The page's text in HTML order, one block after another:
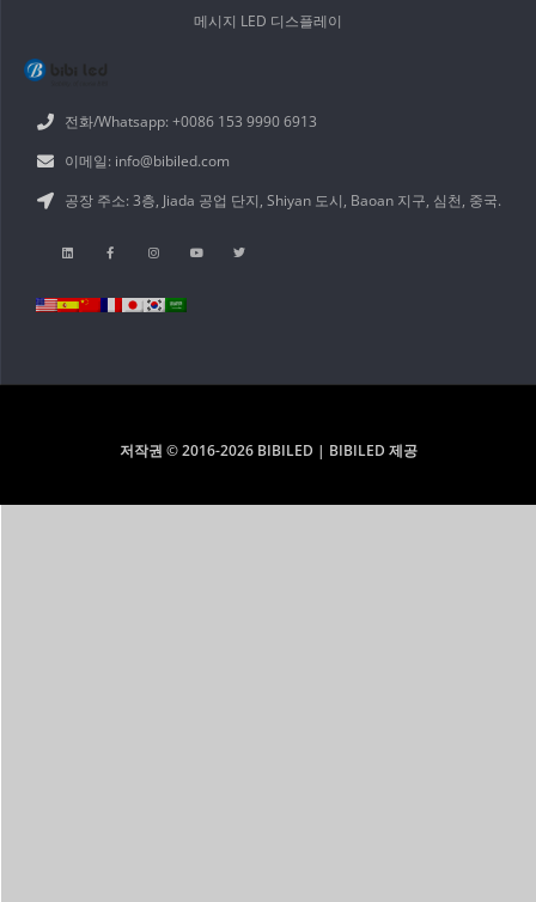
전화/Whatsapp: +0086 153 9990 6913
이메일: info@bibiled.com
공장 주소: 3층, Jiada 공업 단지, Shiyan 도시, Baoan 지구, 심천, 중국.
메시지 LED 디스플레이
저작권 © 2016-2026 BIBILED | BIBILED 제공